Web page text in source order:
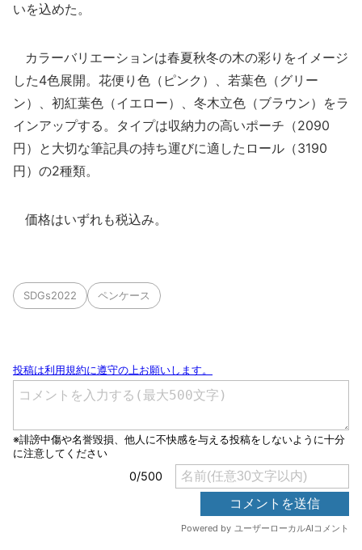
いを込めた。
カラーバリエーションは春夏秋冬の木の彩りをイメージ
した4色展開。花便り色（ピンク）、若葉色（グリー
ン）、初紅葉色（イエロー）、冬木立色（ブラウン）をラ
インアップする。タイプは収納力の高いポーチ（2090
円）と大切な筆記具の持ち運びに適したロール（3190
円）の2種類。
価格はいずれも税込み。
SDGs2022 ペンケース